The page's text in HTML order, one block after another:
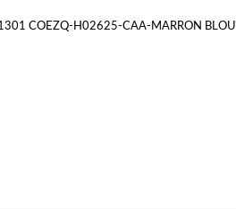
COEZQ-H02625-CAA-MARRON